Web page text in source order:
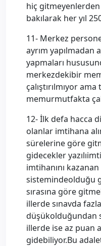
hiç
bakılarak her yıl
11- Merkez
ayrım yapılmadan
yapmaları
merkezdekibir
çalıştırılmıyor
memurmutfakta
12- İlk defa hacca
olanlar imtihana
sürelerine göre
gidecekler
imtihanını
sistemindeolduğu
sırasına göre
illerde sınavda
düşükolduğundan
illerde ise az puan
gidebiliyor.Bu